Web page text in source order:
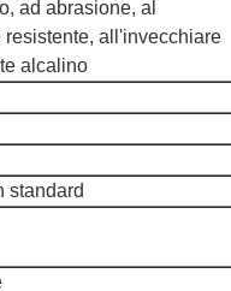
ad abrasione, al
all'invecchiare
alcalino
standard